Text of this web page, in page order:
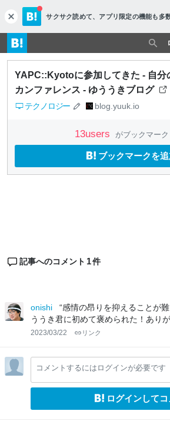
c
l
o
s
e
サクサク読めて、 アプリ限定の機能も多
YAPC::Kyotoに参加してきた - 自分
カンファレンス - ゆううきブログ
テクノロジー blog.yuuk.io
13users がブックマーク
ブックマークを追
記事へのコメント 1件
onishi
“感情の昂りを抑えることが
ううき君に初めて褒められた！あり
2023/03/22 リンク
コメントするにはログインが必要です
ログインしてコ